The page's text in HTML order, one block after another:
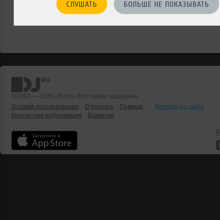
СЛУШАТЬ БОЛЬШЕ НЕ ПОКАЗЫВАТЬ
© 2001 — 2026 «DJ.ru» Все права защищены.
Условия использования
О проекте Помощь
Реклама на сайте
Контактная информация
Вакансии